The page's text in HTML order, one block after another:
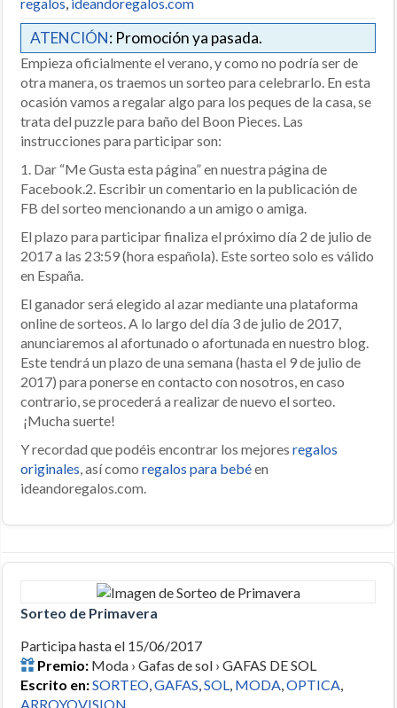
ATENCIÓN: Promoción ya pasada.
Empieza oficialmente el verano, y como no podría ser de
otra manera, os traemos un sorteo para celebrarlo. En esta
ocasión vamos a regalar algo para los peques de la casa, se
trata del puzzle para baño del Boon Pieces. Las
instrucciones para participar son:
1. Dar “Me Gusta esta página” en nuestra página de
Facebook.2. Escribir un comentario en la publicación de
FB del sorteo mencionando a un amigo o amiga.
El plazo para participar finaliza el próximo día 2 de julio de
2017 a las 23:59 (hora española). Este sorteo solo es válido
en España.
El ganador será elegido al azar mediante una plataforma
online de sorteos. A lo largo del día 3 de julio de 2017,
anunciaremos al afortunado o afortunada en nuestro blog.
Este tendrá un plazo de una semana (hasta el 9 de julio de
2017) para ponerse en contacto con nosotros, en caso
contrario, se procederá a realizar de nuevo el sorteo.
¡Mucha suerte!
Y recordad que podéis encontrar los mejores regalos
originales, así como regalos para bebéen
ideandoregalos.com.
Sorteo de Primavera
Participa hasta el 15/06/2017
Premio: Moda › Gafas de sol › GAFAS DE SOL
Escrito en:SORTEO GAFAS SOL MODA OPTICA
ARROYOVISION